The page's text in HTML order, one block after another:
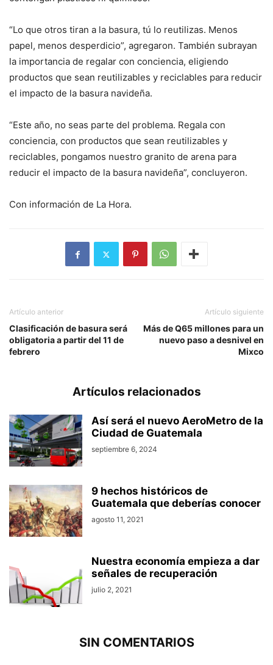
“Lo que otros tiran a la basura, tú lo reutilizas. Menos
papel, menos desperdicio”, agregaron. También subrayan
la importancia de regalar con conciencia, eligiendo
productos que sean reutilizables y reciclables para reducir
el impacto de la basura navideña.
“Este año, no seas parte del problema. Regala con
conciencia, con productos que sean reutilizables y
reciclables, pongamos nuestro granito de arena para
reducir el impacto de la basura navideña”, concluyeron.
Con información de La Hora.
Artículo anterior
Clasificación de basura será
obligatoria a partir del 11 de
febrero
Artículo siguiente
Más de Q65 millones para un
nuevo paso a desnivel en
Mixco
Artículos relacionados
Así será el nuevo AeroMetro de la
Ciudad de Guatemala
septiembre 6, 2024
9 hechos históricos de
Guatemala que deberías conocer
agosto 11, 2021
Nuestra economía empieza a dar
señales de recuperación
julio 2, 2021
SIN COMENTARIOS